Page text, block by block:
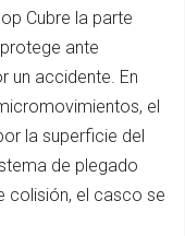
Cubre la parte
ante
un accidente. En
el
la superficie del
de plegado
colisión, el casco se